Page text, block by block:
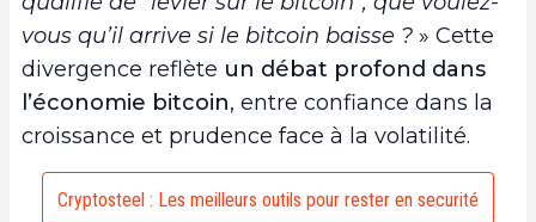
vous qu’il arrive si le bitcoin baisse ? » Cette
divergence reflète un débat profond dans
l’économie bitcoin, entre confiance dans la
croissance et prudence face à la volatilité.
Cryptosteel : Les meilleurs outils pour rester en securité